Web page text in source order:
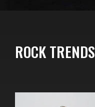
ROCK TRENDS